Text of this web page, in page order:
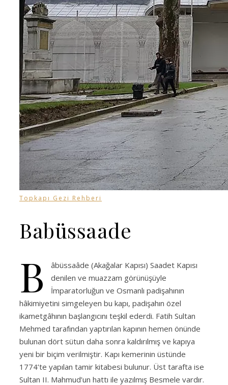
Topkapı Gezi Rehberi
Babüssaade
B
âbüssaâde (Akağalar Kapısı) Saadet Kapısı
denilen ve muazzam görünüşüyle
İmparatorluğun ve Osmanlı padişahının
hâkimiyetini simgeleyen bu kapı, padişahın özel
ikametgâhının başlangıcını teşkil ederdi. Fatih Sultan
Mehmed tarafından yaptırılan kapının hemen önünde
bulunan dört sütun daha sonra kaldırılmış ve kapıya
yeni bir biçim verilmiştir. Kapı kemerinin üstünde
1774’te yapılan tamir kitabesi bulunur. Üst tarafta ise
Sultan II. Mahmud’un hattı ile yazılmış Besmele vardır.